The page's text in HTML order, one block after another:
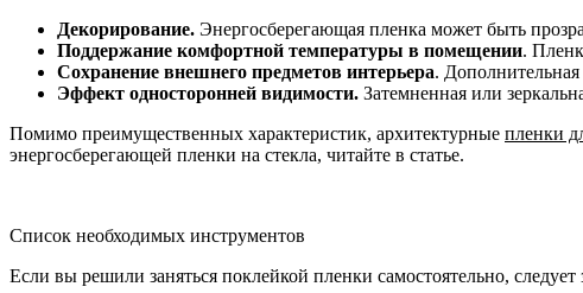
Декорирование. Энергосберегающая пленка может быть
Поддержание комфортной температуры в помещении.
Сохранение внешнего предметов интерьера.
Эффект односторонней видимости. Затемненная или
Помимо преимущественных характеристик, архитектурные пленки
энергосберегающей пленки на стекла, читайте в статье.
Список необходимых инструментов
Если вы решили заняться поклейкой пленки самостоятельно,